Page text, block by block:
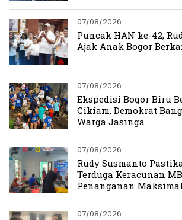
07/08/2026
Puncak HAN ke-42,
Ajak Anak Bogor
07/08/2026
Ekspedisi Bogor Biru
Cikiam, Demokrat
Warga Jasinga
07/08/2026
Rudy Susmanto
Terduga Keracunan
Penanganan Maksimal
07/08/2026